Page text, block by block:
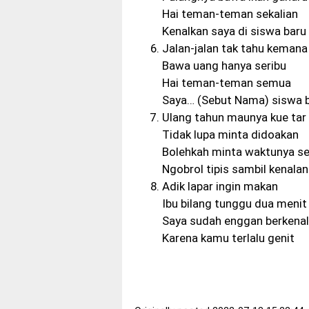
Hai teman-teman sekalian
Kenalkan saya di siswa baru
Jalan-jalan tak tahu kemana
Bawa uang hanya seribu
Hai teman-teman semua
Saya… (Sebut Nama) siswa
Ulang tahun maunya kue tar
Tidak lupa minta didoakan
Bolehkah minta waktunya
Ngobrol tipis sambil kenalan
Adik lapar ingin makan
Ibu bilang tunggu dua menit
Saya sudah enggan
Karena kamu terlalu genit